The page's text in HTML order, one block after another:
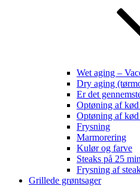
Wet aging –
Dry aging
Er det
Optøning af
Optøning af
Frysning
Marmorering
Kulør og farve
Steaks på 25
Frysning af
Grillede grøntsager